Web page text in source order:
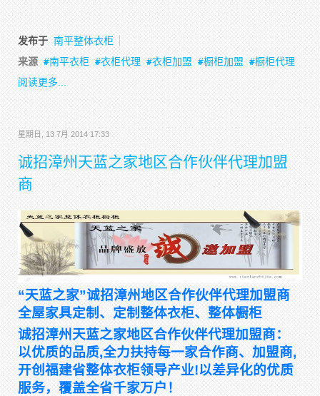
发布于 南平整体衣柜
来源
南平衣柜 衣柜代理 衣柜加盟 橱柜加盟
橱柜代理
阅读更多...
星期日, 13 7月 2014 17:33
诚招漳州天蓝之家地区合作伙伴代理加盟
商
“天蓝之家”诚招漳州地区合作伙伴代理加盟商
全屋家具定制、定制整体衣柜、整体橱柜
诚招漳州天蓝之家地区合作伙伴代理加盟商：
以优质的品质,全力扶持每一家合作商、加盟商,
开创福建省整体衣柜领导产业!以差异化的优质
服务，覆盖全省千家万户！